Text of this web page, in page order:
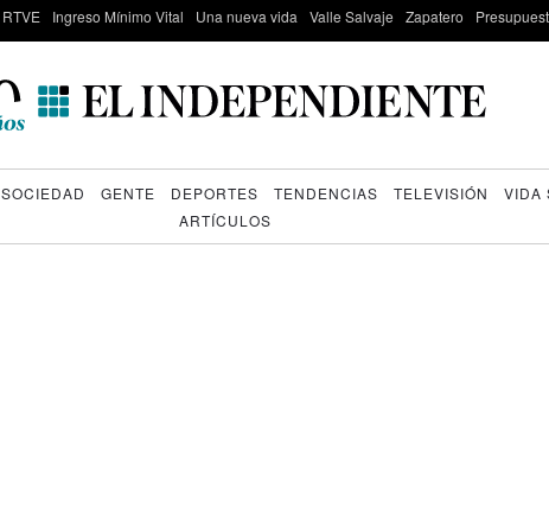
RTVE Ingreso Mínimo Vital Una nueva vida Valle Salvaje Zapatero
SOCIEDAD GENTE DEPORTES TENDENCIAS TELEVISIÓN VIDA
ARTÍCULOS